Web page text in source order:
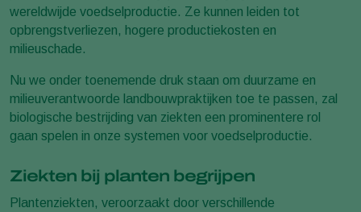
wereldwijde voedselproductie. Ze kunnen leiden tot
opbrengstverliezen, hogere productiekosten en
milieuschade.
Nu we onder toenemende druk staan om duurzame en
milieuverantwoorde landbouwpraktijken toe te passen, zal
biologische bestrijding van ziekten een prominentere rol
gaan spelen in onze systemen voor voedselproductie.
Ziekten bij planten begrijpen
Plantenziekten, veroorzaakt door verschillende